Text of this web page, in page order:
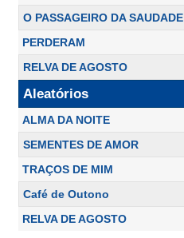
O PASSAGEIRO DA SAUDADE
PERDERAM
RELVA DE AGOSTO
Aleatórios
ALMA DA NOITE
SEMENTES DE AMOR
TRAÇOS DE MIM
Café de Outono
RELVA DE AGOSTO